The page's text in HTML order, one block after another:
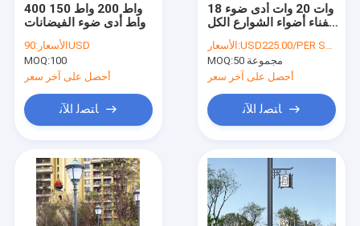
400 واط 200 واط 150
واط أدى ضوء الفيضانات
في الهواء الطلق للماء
الصمام ضوء الشارع
الأسعار: 90USD
MOQ:100
أحصل على آخر سعر
ﺎﺘﺼﻟ ﺍﻶﻧ
18 وات 20 وات أدى ضوء
الفناء أضواء الشوارع الكل
ارتفاعالأسعار:USD225.00/PER SET
MOQ:
50 مجموعة
أحصل على آخر سعر
ﺎﺘﺼﻟ ﺍﻶﻧ